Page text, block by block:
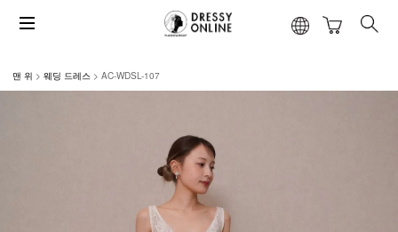
맨 위 웨딩 드레스 AC-WDSL-107